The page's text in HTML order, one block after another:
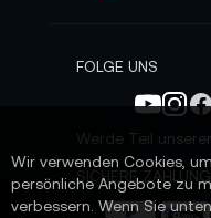
s
e
FOLGE UNS
Werde Teil
SICHERE
Wir verwenden Cookies,
persönliche Angebote zu
verbessern. Wenn Sie